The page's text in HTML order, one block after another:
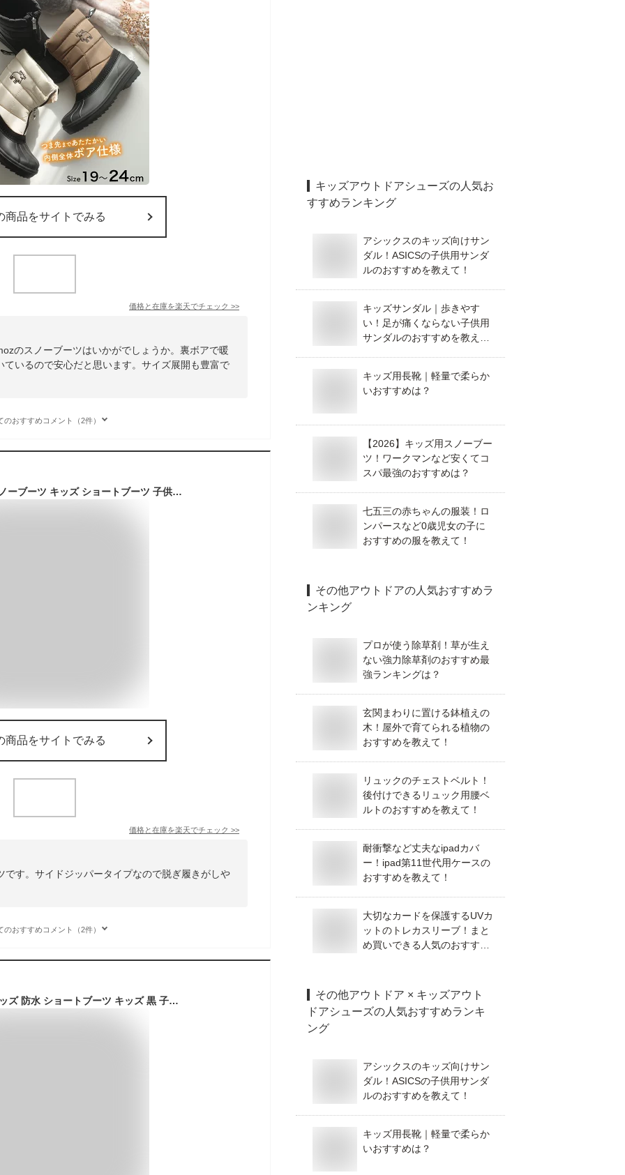
商品をサイトでみる
価格と在庫を楽天でチェック >>
のスノーブーツはいかがでしょうか。裏ボアで暖
いるので安心だと思います。サイズ展開も豊富で
のおすすめコメント（2件）
【AMOJI】アモジ スノーブーツ キッズ ショートブーツ 子供 防寒 撥水 防滑 冬 雪 あったか ボア ブーツ ミドル丈 雪遊び スノーシューズ ジュニア 女の子 男の子 冬靴
商品をサイトでみる
価格と在庫を楽天でチェック >>
です。サイドジッパータイプなので脱ぎ履きがしや
のおすすめコメント（2件）
moz スノーブーツ キッズ 防水 ショートブーツ キッズ 黒 子供 モズ ブーツ 女の子 男の子 雪遊び 暖かい ウィンターブーツ 防寒ブーツ ビーンブーツ レインブーツ レインシューズ 子供靴 冬 ファー ボア あったか かわいい 8209
キッズアウトドアシューズの人気お
すすめランキング
アシックスのキッズ向けサン
ダル！ASICSの子供用サンダ
ルのおすすめを教えて！
キッズサンダル｜歩きやす
い！足が痛くならない子供用
サンダルのおすすめを教え
キッズ用長靴｜軽量で柔らか
いおすすめは？
【2026】キッズ用スノーブー
ツ！ワークマンなど安くてコ
スパ最強のおすすめは？
七五三の赤ちゃんの服装！ロ
ンパースなど0歳児女の子に
おすすめの服を教えて！
その他アウトドアの人気おすすめラ
ンキング
プロが使う除草剤！草が生え
ない強力除草剤のおすすめ最
強ランキングは？
玄関まわりに置ける鉢植えの
木！屋外で育てられる植物の
おすすめを教えて！
リュックのチェストベルト！
後付けできるリュック用腰ベ
ルトのおすすめを教えて！
耐衝撃など丈夫なipadカバ
ー！ipad第11世代用ケースの
おすすめを教えて！
大切なカードを保護するUVカ
ットのトレカスリーブ！まと
め買いできる人気のおすすめ
その他アウトドア × キッズアウト
ドアシューズの人気おすすめランキ
ング
アシックスのキッズ向けサン
ダル！ASICSの子供用サンダ
ルのおすすめを教えて！
キッズ用長靴｜軽量で柔らか
いおすすめは？